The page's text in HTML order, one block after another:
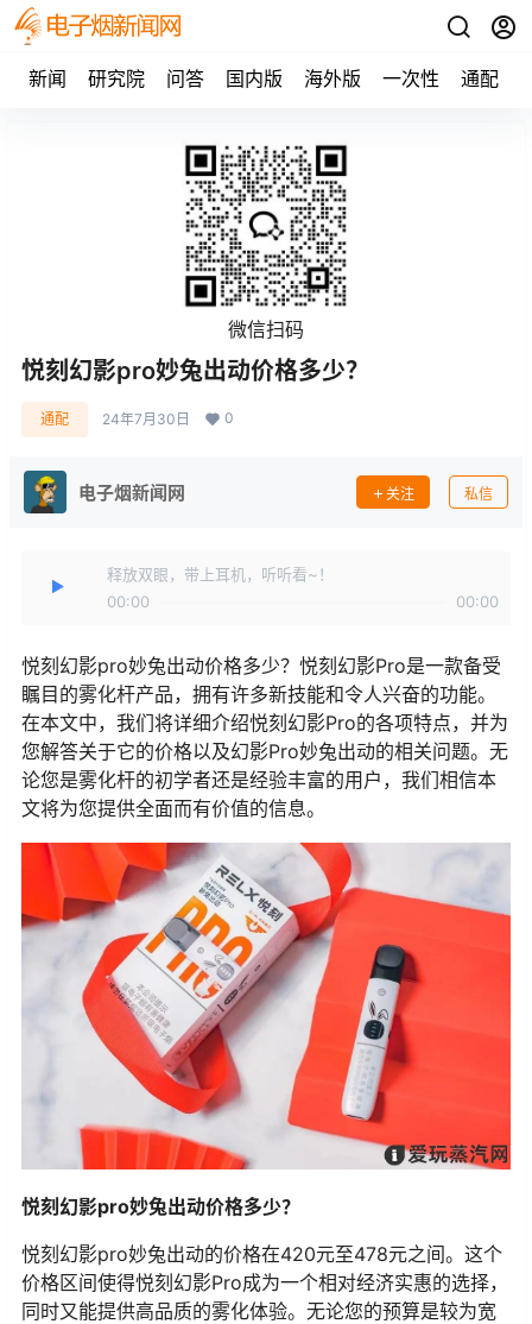
新闻 研究院 问答 国内版 海外版 一次性 通配
微信扫码
悦刻幻影pro妙兔出动价格多少？
通配 24年7月30日 0
电子烟新闻网 关注 私信
释放双眼，带上耳机，听听看~！
00:00
00:00
悦刻幻影pro妙兔出动价格多少？悦刻幻影Pro是一款备受
瞩目的雾化杆产品，拥有许多新技能和令人兴奋的功能。
在本文中，我们将详细介绍悦刻幻影Pro的各项特点，并为
您解答关于它的价格以及幻影Pro妙兔出动的相关问题。无
论您是雾化杆的初学者还是经验丰富的用户，我们相信本
文将为您提供全面而有价值的信息。
悦刻幻影pro妙兔出动价格多少？
悦刻幻影pro妙兔出动的价格在420元至478元之间。这个
价格区间使得悦刻幻影Pro成为一个相对经济实惠的选择，
同时又能提供高品质的雾化体验。无论您的预算是较为宽